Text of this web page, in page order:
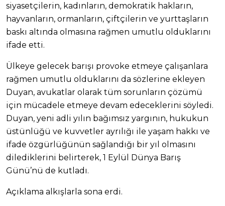
siyasetçilerin, kadınların, demokratik hakların,
hayvanların, ormanların, çiftçilerin ve yurttaşların
baskı altında olmasına rağmen umutlu olduklarını
ifade etti.
Ülkeye gelecek barışı provoke etmeye çalışanlara
rağmen umutlu olduklarını da sözlerine ekleyen
Duyan, avukatlar olarak tüm sorunların çözümü
için mücadele etmeye devam edeceklerini söyledi.
Duyan, yeni adli yılın bağımsız yargının, hukukun
üstünlüğü ve kuvvetler ayrılığı ile yaşam hakkı ve
ifade özgürlüğünün sağlandığı bir yıl olmasını
dilediklerini belirterek, 1 Eylül Dünya Barış
Günü’nü de kutladı.
Açıklama alkışlarla sona erdi.